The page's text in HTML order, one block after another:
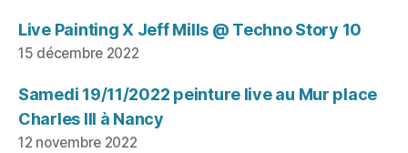
Live Painting X Jeff Mills @ Techno Story 10
15 décembre 2022
Samedi 19/11/2022 peinture live au Mur place
Charles III à Nancy
12 novembre 2022